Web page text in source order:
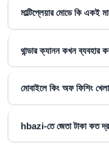
মাল্টিপ্লেয়ার মোডে কি একই
থান্ডার ক্যানন কখন ব্যবহার
মোবাইলে কিং অফ ফিশিং
hbazi-তে জেতা টাকা কত